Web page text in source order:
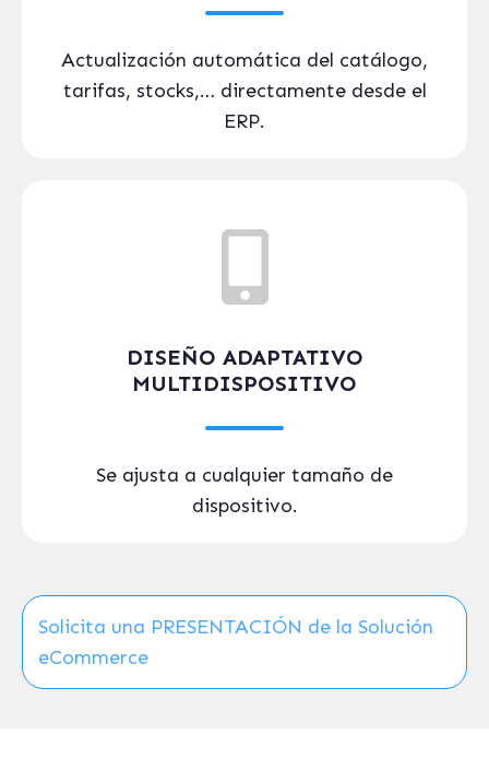
Actualización automática del catálogo,
tarifas, stocks,… directamente desde el
ERP.
DISEÑO ADAPTATIVO
MULTIDISPOSITIVO
Se ajusta a cualquier tamaño de
dispositivo.
Solicita una PRESENTACIÓN de la Solución
eCommerce